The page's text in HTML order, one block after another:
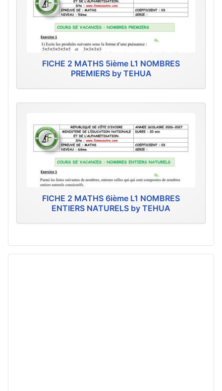
FICHE 2 MATHS 5ième L1 NOMBRES
PREMIERS by TEHUA
FICHE 2 MATHS 6ième L1 NOMBRES
ENTIERS NATURELS by TEHUA